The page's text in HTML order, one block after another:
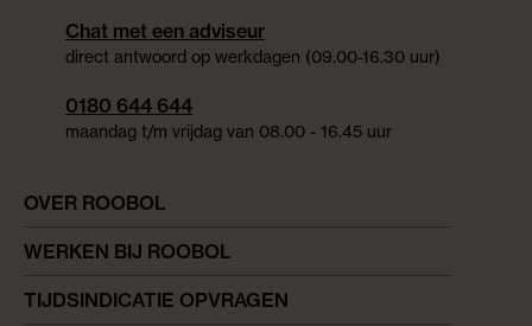
OVER ROOBOL
WERKEN BIJ ROOBOL
TIJDSINDICATIE OPVRAGEN
Chat met een adviseur
direct antwoord op werkdagen (09.00-16.30 uur)
0180 644 644
maandag t/m vrijdag van 08.00 - 16.45 uur